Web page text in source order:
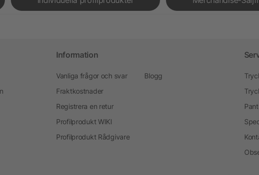
Information
Vanliga frågor och svar
Fraktkostnader
Registrera en retur
Profilprodukt WIKI
Profilprodukt Rådgivare
Blogg